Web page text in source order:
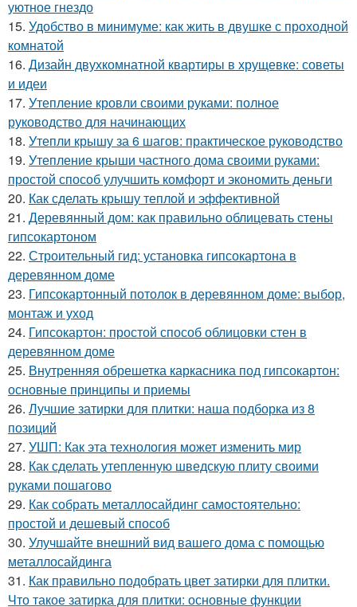
уютное гнездо
15. Удобство в минимуме: как жить в двушке с проходной
комнатой
16. Дизайн двухкомнатной квартиры в хрущевке: советы
и идеи
17. Утепление кровли своими руками: полное
руководство для начинающих
18. Утепли крышу за 6 шагов: практическое руководство
19. Утепление крыши частного дома своими руками:
простой способ улучшить комфорт и экономить деньги
20. Как сделать крышу теплой и эффективной
21. Деревянный дом: как правильно облицевать стены
гипсокартоном
22. Строительный гид: установка гипсокартона в
деревянном доме
23. Гипсокартонный потолок в деревянном доме: выбор,
монтаж и уход
24. Гипсокартон: простой способ облицовки стен в
деревянном доме
25. Внутренняя обрешетка каркасника под гипсокартон:
основные принципы и приемы
26. Лучшие затирки для плитки: наша подборка из 8
позиций
27. УШП: Как эта технология может изменить мир
28. Как сделать утепленную шведскую плиту своими
руками пошагово
29. Как собрать металлосайдинг самостоятельно:
простой и дешевый способ
30. Улучшайте внешний вид вашего дома с помощью
металлосайдинга
31. Как правильно подобрать цвет затирки для плитки.
Что такое затирка для плитки: основные функции